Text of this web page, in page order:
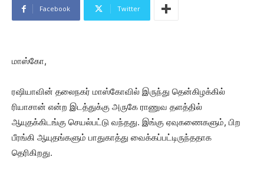
Facebook Twitter
மாஸ்கோ,
ரஷியாவின் தலைநகர் மாஸ்கோவில் இருந்து தென்கிழக்கில்
ரியாசான் என்ற இடத்துக்கு அருகே ராணுவ தளத்தில்
ஆயுதக்கிடங்கு செயல்பட்டு வந்தது. இங்கு ஏவுகணைகளும், பிற
பீரங்கி ஆயுதங்களும் பாதுகாத்து வைக்கப்பட்டிருந்ததாக
தெரிகிறது.